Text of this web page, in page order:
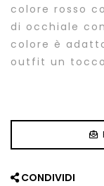
colore rosso
di occhiale
colore è
outfit un
CONDIVIDI